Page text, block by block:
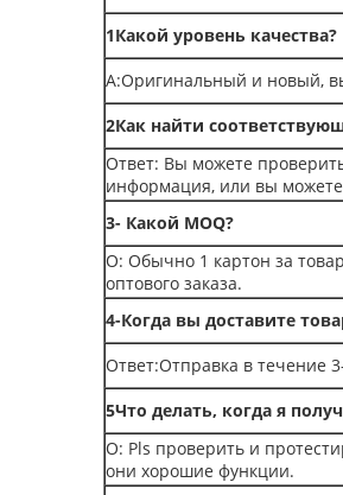
1Какой уровень качества?
A:Оригинальный и новый,
2Как найти
Ответ: Вы можете
информация, или вы можете
3- Какой MOQ?
О: Обычно 1 картон за
оптового заказа.
4-Когда вы доставите
Ответ:Отправка в течение
5Что делать, когда я
О: Pls проверить и
они хорошие функции.